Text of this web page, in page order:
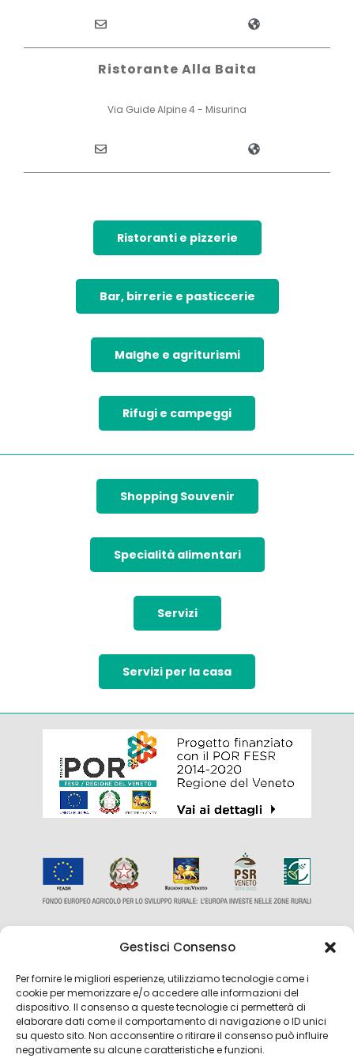
Gestisci Consenso
Per fornire le migliori esperienze, utilizziamo tecnologie come i
cookie per memorizzare e/o accedere alle informazioni del
dispositivo. Il consenso a queste tecnologie ci permetterà di
elaborare dati come il comportamento di navigazione o ID unici
su questo sito. Non acconsentire o ritirare il consenso può influire
negativamente su alcune caratteristiche e funzioni.
Ristorante Alla Baita
Via Guide Alpine 4 - Misurina
Ristoranti e pizzerie
Bar, birrerie e pasticcerie
Malghe e agriturismi
Rifugi e campeggi
Shopping Souvenir
Specialità alimentari
Servizi
Servizi per la casa